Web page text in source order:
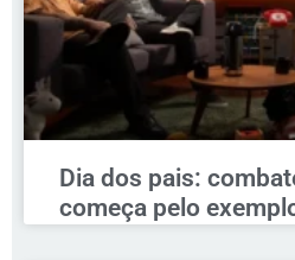
Dia dos pais:
começa pelo